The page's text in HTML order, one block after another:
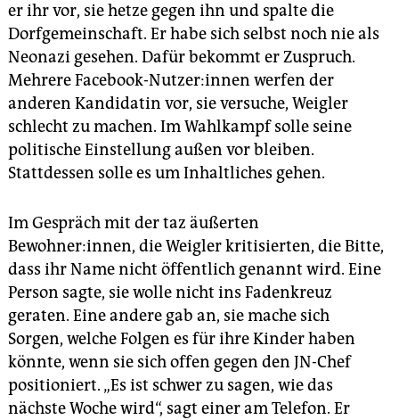
er ihr vor, sie hetze gegen ihn und spalte die
Dorfgemeinschaft. Er habe sich selbst noch nie als
Neonazi gesehen. Dafür bekommt er Zuspruch.
Mehrere Facebook-Nutzer:innen werfen der
anderen Kandidatin vor, sie versuche, Weigler
schlecht zu machen. Im Wahlkampf solle seine
politische Einstellung außen vor bleiben.
Stattdessen solle es um Inhaltliches gehen.
Im Gespräch mit der taz äußerten
Bewohner:innen, die Weigler kritisierten, die Bitte,
dass ihr Name nicht öffentlich genannt wird. Eine
Person sagte, sie wolle nicht ins Fadenkreuz
geraten. Eine andere gab an, sie mache sich
Sorgen, welche Folgen es für ihre Kinder haben
könnte, wenn sie sich offen gegen den JN-Chef
positioniert. „Es ist schwer zu sagen, wie das
nächste Woche wird“, sagt einer am Telefon. Er